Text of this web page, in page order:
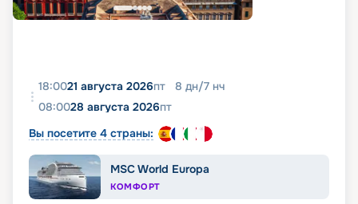
18:0021 августа 2026пт 8 дн/7 нч
08:0028 августа 2026пт
Вы посетите 4 страны:
MSC World Europa
КОМФОРТ